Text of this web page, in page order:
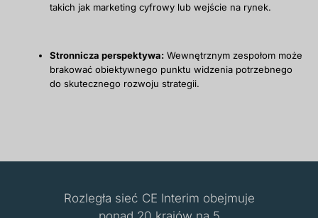
takich jak marketing cyfrowy lub wejście na rynek.
Stronnicza perspektywa: Wewnętrznym zespołom może
brakować obiektywnego punktu widzenia potrzebnego
do skutecznego rozwoju strategii.
Rozległa sieć CE Interim obejmuje